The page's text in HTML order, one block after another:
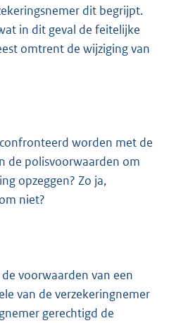
dit begrijpt.
in dit geval de feitelijke
omtrent de wijziging van
worden met de
de polisvoorwaarden om
opzeggen? Zo ja,
niet?
voorwaarden van een
van de verzekeringnemer
gerechtigd de